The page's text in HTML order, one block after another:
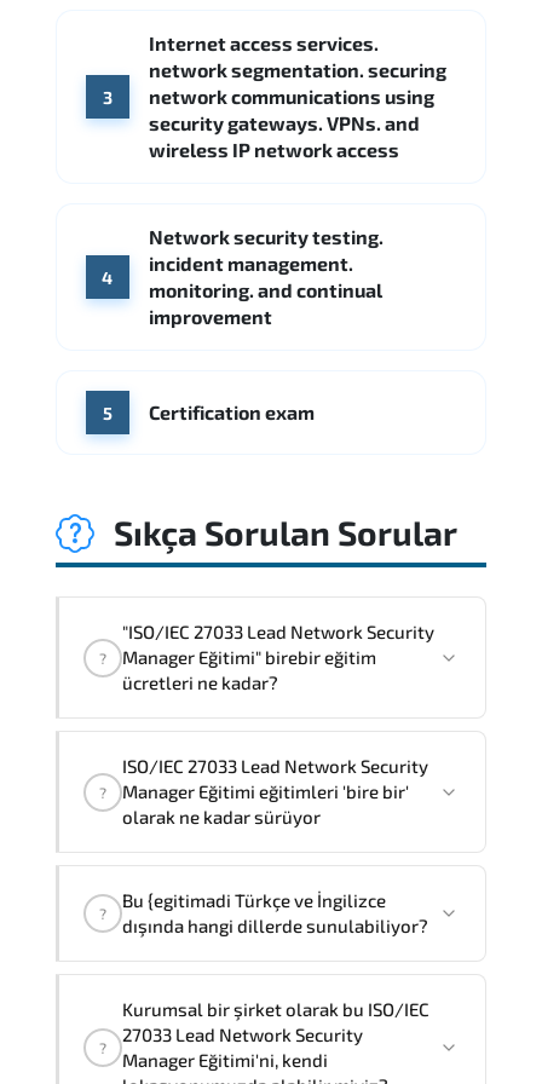
3
Internet access services.
network segmentation. securing
network communications using
security gateways. VPNs. and
wireless IP network access
4
Network security testing.
incident management.
monitoring. and continual
improvement
5 Certification exam
Sıkça Sorulan Sorular
?
"ISO/IEC 27033 Lead Network Security
Manager Eğitimi" birebir eğitim
ücretleri ne kadar?
Manager Eğitimi" eğitimleri bire bir ve
grup olmak üzere iki farklı yöntemle
Bire bir olarak eğtim ücreti
?
ISO/IEC 27033 Lead Network Security
Manager Eğitimi eğitimleri 'bire bir'
olarak ne kadar sürüyor
ISO/IEC 27033 Lead Network Security
Manager Eğitimi 'birebir'olarak
gün
sürmektedir,
isterseniz, toplam eğitim süresi eğitim
sağlayıcısının resmi standartlarına göre
5olacaktır.
?
Bu {egitimadi Türkçe ve İngilizce
dışında hangi dillerde sunulabiliyor?
Manager Eğitimi Türkçe ve İngilizce'nin
yanısıra,Fransızca, Arapça ve
?
Kurumsal bir şirket olarak bu ISO/IEC
27033 Lead Network Security
Manager Eğitimi'ni, kendi